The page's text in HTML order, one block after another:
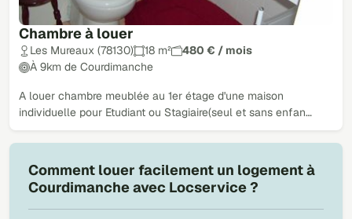
Chambre à louer
Les Mureaux (78130) 18 m²
480 € / mois
À 9km de Courdimanche
A louer chambre meublée au 1er étage d'une maison
individuelle pour Etudiant ou Stagiaire(seul et sans enfan…
Comment louer facilement un logement à
Courdimanche avec Locservice ?